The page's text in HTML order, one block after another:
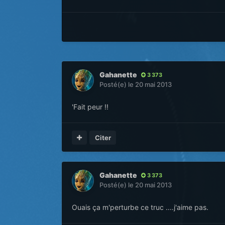
Gahanette 3 373
Posté(e) le 20 mai 2013
'Fait peur !!
Citer
Gahanette 3 373
Posté(e) le 20 mai 2013
Ouais ça m'perturbe ce truc ....j'aime pas.